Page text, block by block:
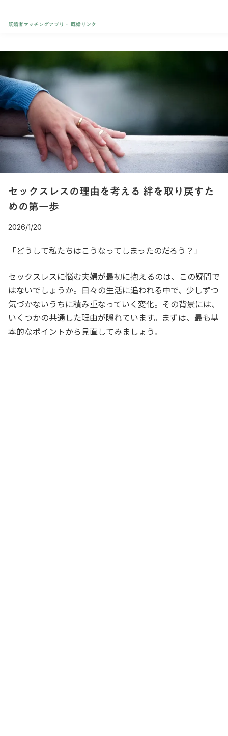
既婚者マッチングアプリ - 既婚リンク
セックスレスの理由を考える 絆を取り戻すた
めの第一歩
2026/1/20
「どうして私たちはこうなってしまったのだろう？」
セックスレスに悩む夫婦が最初に抱えるのは、この疑問で
はないでしょうか。日々の生活に追われる中で、少しずつ
気づかないうちに積み重なっていく変化。その背景には、
いくつかの共通した理由が隠れています。まずは、最も基
本的なポイントから見直してみましょう。